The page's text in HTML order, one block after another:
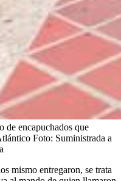
de encapuchados que
Foto: Suministrada a
mismo entregaron, se trata